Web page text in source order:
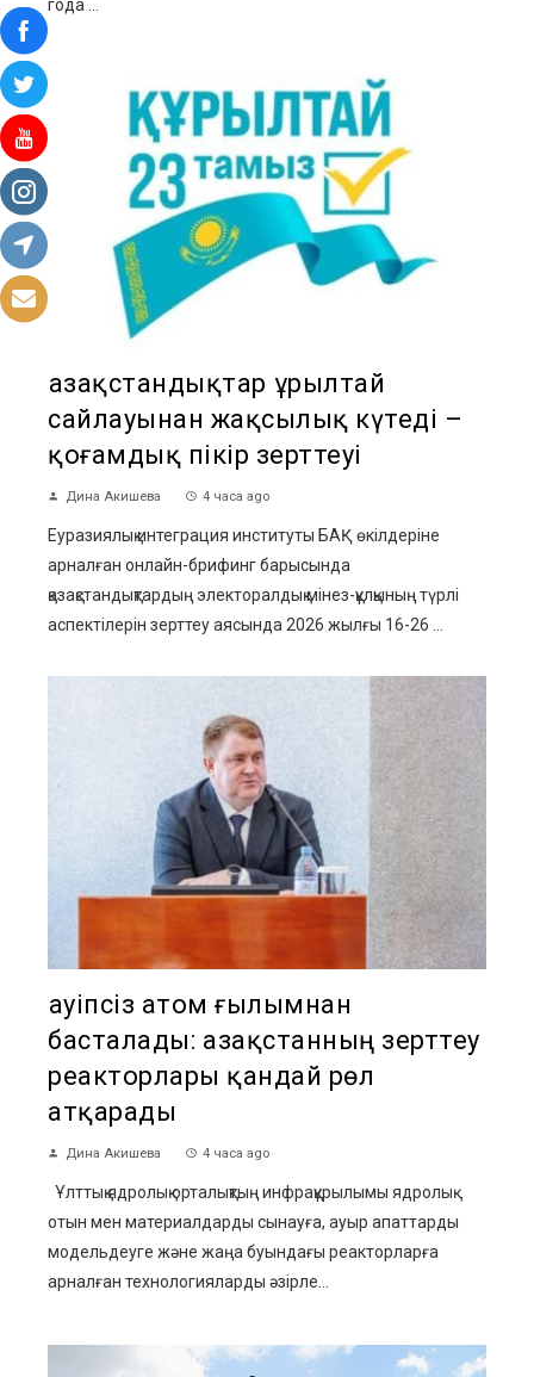
года ...
Қазақстандықтар Құрылтай
сайлауынан жақсылық күтеді –
қоғамдық пікір зерттеуі
Дина Акишева 4 часа ago
Еуразиялық интеграция институты БАҚ өкілдеріне
арналған онлайн-брифинг барысында
қазақстандықтардың электоралдық мінез-құлқының түрлі
аспектілерін зерттеу аясында 2026 жылғы 16-26 ...
Қауіпсіз атом ғылымнан
басталады: Қазақстанның зерттеу
реакторлары қандай рөл
атқарады
Дина Акишева 4 часа ago
Ұлттық ядролық орталықтың инфрақұрылымы ядролық
отын мен материалдарды сынауға, ауыр апаттарды
модельдеуге және жаңа буындағы реакторларға
арналған технологияларды әзірле...